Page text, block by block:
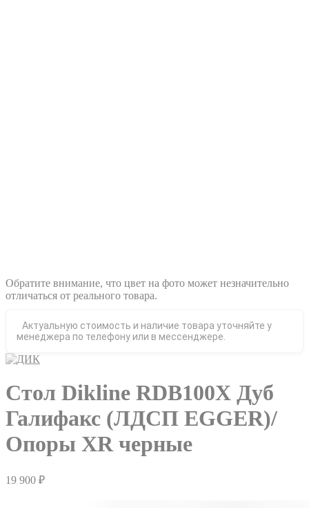
Обратите внимание, что цвет на фото может незначительно
отличаться от реального товара.
Актуальную стоимость и наличие товара уточняйте у
менеджера по телефону или в мессенджере.
Стол Dikline RDB100X Дуб
Галифакс (ЛДСП EGGER)/
Опоры XR черные
19 900 ₽